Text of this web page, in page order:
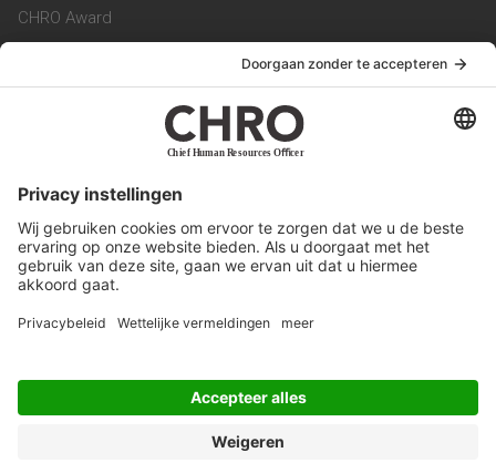
CHRO Award
CHRO Magazine
Service & Contact
Werken bij ons
Privacy Statement
Algemene Voorwaarden